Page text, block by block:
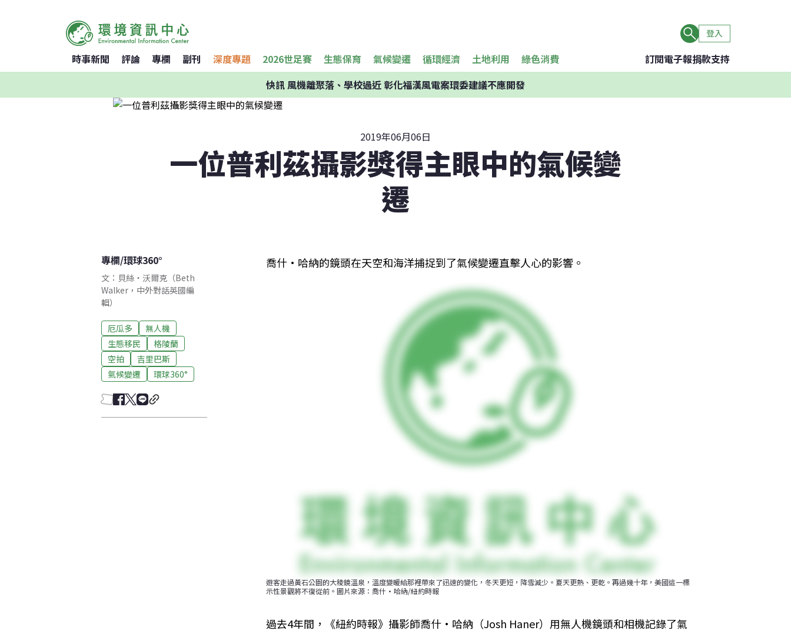
登入
時事新聞 評論 專欄 副刊 深度專題 2026世足賽 生態保育 氣候變遷 循環經濟 土地利用 綠色消費 訂閱電子報捐款支持
快訊風機離聚落、學校過近 彰化福漢風電案環委建議不應開發
2019年06月06日
一位普利茲攝影獎得主眼中的氣候變
遷
專欄/環球360°
文：貝絲‧沃爾克（Beth
Walker，中外對話英國編
輯）
厄瓜多
無人機
生態移民
格陵蘭
空拍
吉里巴斯
氣候變遷
環球360°
喬什·哈納的鏡頭在天空和海洋捕捉到了氣候變遷直擊人心的影響。
遊客走過黃石公園的大稜鏡溫泉，溫度變暖給那裡帶來了迅速的變化，冬天更短，降雪減少。夏天更熱、更乾。再過幾十年，美國這一標
示性景觀將不復從前。圖片來源：喬什·哈納/紐約時報
過去4年間，《紐約時報》攝影師喬什·哈納（Josh Haner）用無人機鏡頭和相機記錄了氣